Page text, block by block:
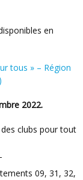
2022.
clubs pour tout
09, 31, 32,